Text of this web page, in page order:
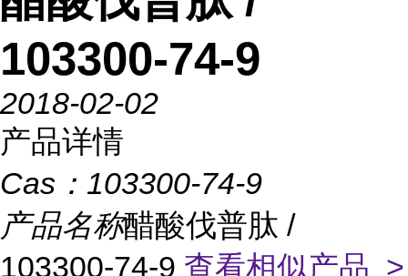
103300-74-9
2018-02-02
产品详情
Cas： 103300-74-9
产品名称醋酸伐普肽 /
103300-74-9 查看相似产品 >